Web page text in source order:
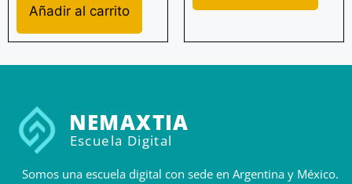
Añadir al carrito
NEMAXTIA
Escuela Digital
Somos una escuela digital con sede en Argentina y México.